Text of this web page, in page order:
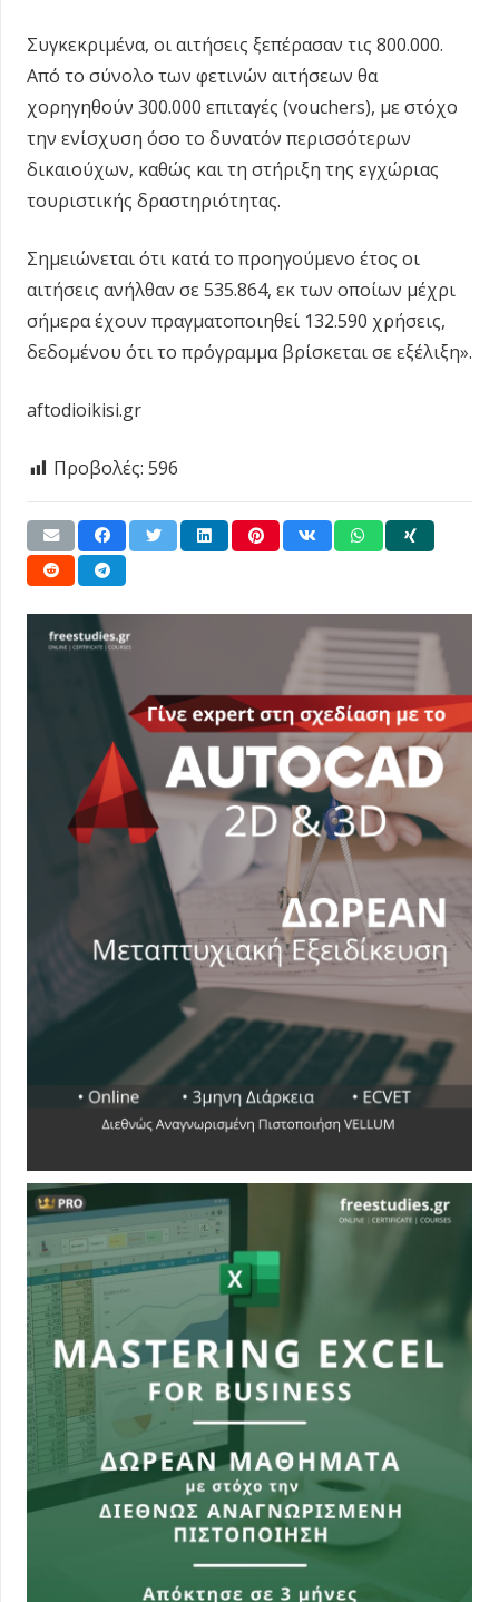
Συγκεκριμένα, οι αιτήσεις ξεπέρασαν τις 800.000.
Από το σύνολο των φετινών αιτήσεων θα
χορηγηθούν 300.000 επιταγές (vouchers), με στόχο
την ενίσχυση όσο το δυνατόν περισσότερων
δικαιούχων, καθώς και τη στήριξη της εγχώριας
τουριστικής δραστηριότητας.
Σημειώνεται ότι κατά το προηγούμενο έτος οι
αιτήσεις ανήλθαν σε 535.864, εκ των οποίων μέχρι
σήμερα έχουν πραγματοποιηθεί 132.590 χρήσεις,
δεδομένου ότι το πρόγραμμα βρίσκεται σε εξέλιξη».
aftodioikisi.gr
Προβολές: 596